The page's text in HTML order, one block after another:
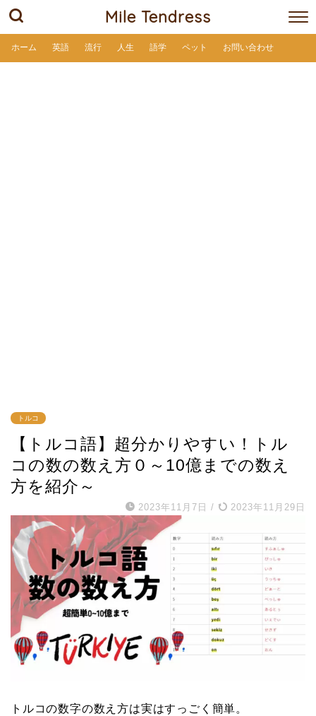
Mile Tendress
ホーム 英語 流行 人生 語学 ペット お問い合わせ
トルコ
【トルコ語】超分かりやすい！トル
コの数の数え方０～10億までの数え
方を紹介～
2023年11月7日 / 2023年11月29日
トルコの数字の数え方は実はすっごく簡単。